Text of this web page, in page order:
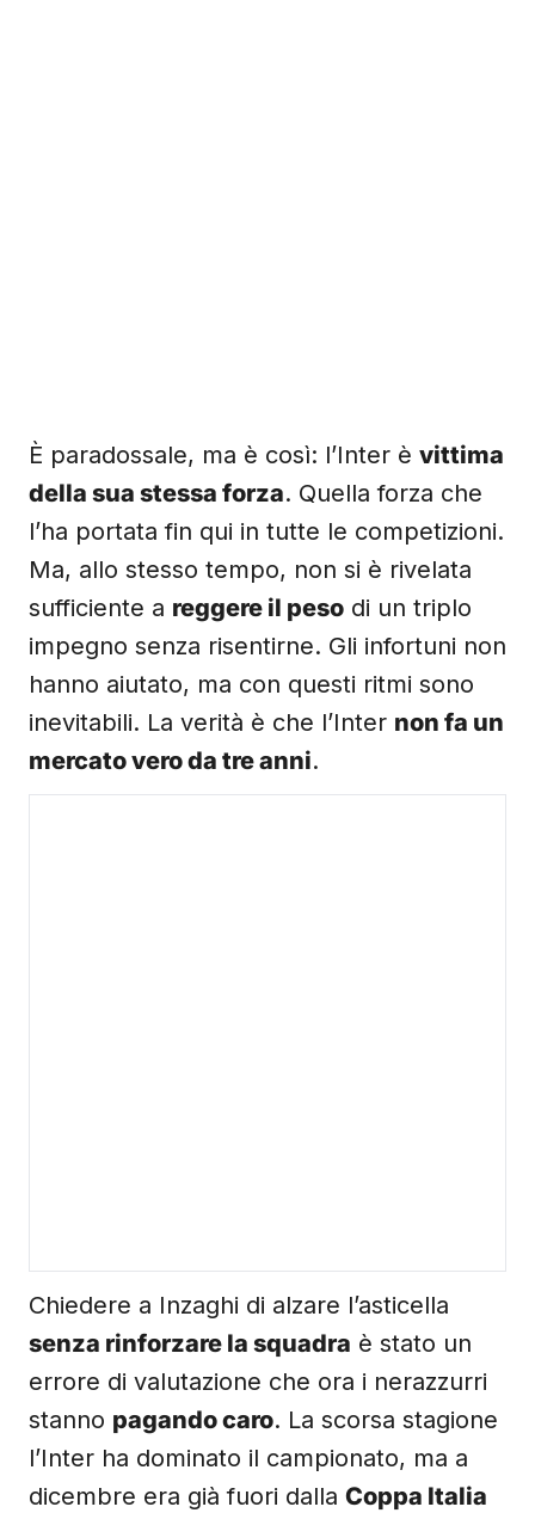
È paradossale, ma è così: l’Inter è vittima
della sua stessa forza. Quella forza che
l’ha portata fin qui in tutte le competizioni.
Ma, allo stesso tempo, non si è rivelata
sufficiente a reggere il peso di un triplo
impegno senza risentirne. Gli infortuni non
hanno aiutato, ma con questi ritmi sono
inevitabili. La verità è che l’Inter non fa un
mercato vero da tre anni.
Chiedere a Inzaghi di alzare l’asticella
senza rinforzare la squadra è stato un
errore di valutazione che ora i nerazzurri
stanno pagando caro. La scorsa stagione
l’Inter ha dominato il campionato, ma a
dicembre era già fuori dalla Coppa Italia